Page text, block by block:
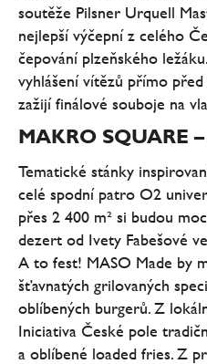
soutěže Pilsner Urquell
nejlepší výčepní z celého
čepování plzeňského
vyhlášení vítězů přímo
zažijí finálové souboje na
MAKRO SQUARE
Tematické stánky
celé spodní patro O2
přes 2 400 m² si budou
dezert od Ivety Fabešové
A to fest! MASO Made by
šťavnatých grilovaných
oblíbených burgerů. Z
Iniciativa České pole
a oblíbené loaded fries. Z